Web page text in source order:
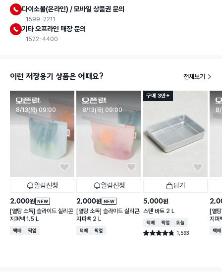
다이소몰(온라인) / 모바일 상품권 문의
1599-2211
기타 오프라인 매장 문의
1522-4400
이런 저장용기 상품은 어때요? 전체보기
판매시작
8/13(목) 09:00
알림신청
NEW
2,000원
[열탕 소독] 슬라이드 실리콘
지퍼백 1.5 L
택배배송매장픽업
판매시작
8/13(목) 09:00
알림신청
NEW
2,000원
[열탕 소독] 슬라이드 실리콘
지퍼백 2 L
택배배송매장픽업
구매 3만+
담기
5,000원
스텐 바트 2 L
택배배송매장픽업오늘배송
별점 4.8점 1,593
건 작성
8/
[열
지퍼
택배